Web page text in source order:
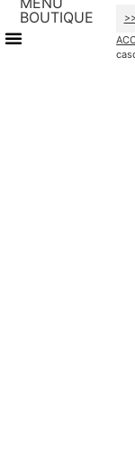
BOUTIQUE